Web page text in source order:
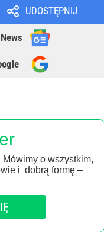
UDOSTĘPNIJ
o wszystkim,
i dobrą formę –